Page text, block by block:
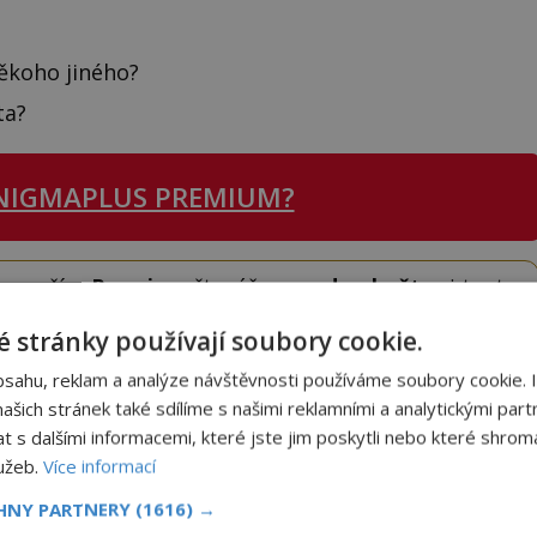
jiného?
PREMIUM?
našímPremiumčtenářem aodemknětesi tento
od nás obdržíte i celou řaduhodnotných bonusů
ODEMKNOUT ČLÁNEK
stránky používají soubory cookie.
reklam a analýze návštěvnosti používáme soubory cookie.
stránek také sdílíme s našimi reklamními a analytickými
s dalšími informacemi, které jste jim poskytli nebo které
Více informací
PARTNERY (1616) →